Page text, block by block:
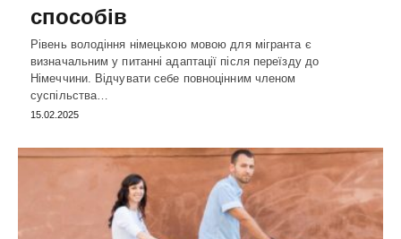
способів
Рівень володіння німецькою мовою для мігранта є
визначальним у питанні адаптації після переїзду до
Німеччини. Відчувати себе повноцінним членом
суспільства…
15.02.2025